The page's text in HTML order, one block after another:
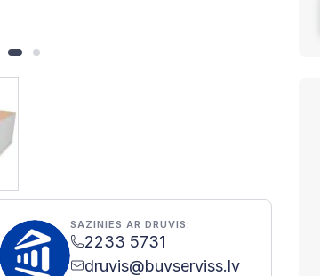
SAZINIES AR DRUVIS:
2233 5731
druvis@buvserviss.lv